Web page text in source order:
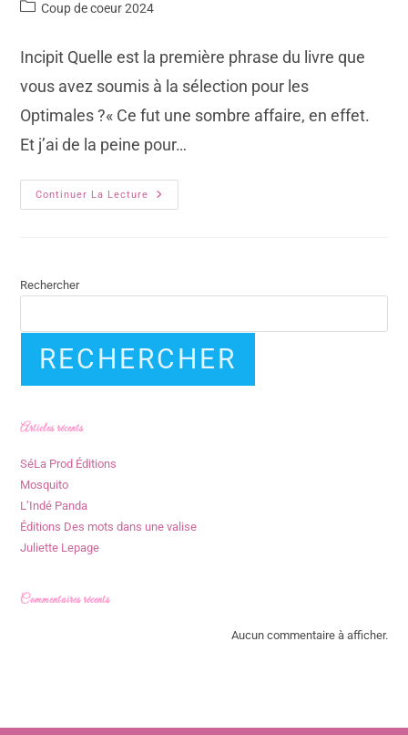
Coup de coeur 2024
Incipit Quelle est la première phrase du livre que
vous avez soumis à la sélection pour les
Optimales ?« Ce fut une sombre affaire, en effet.
Et j’ai de la peine pour…
Continuer La Lecture
Rechercher
RECHERCHER
Articles récents
SéLa Prod Éditions
Mosquito
L’Indé Panda
Éditions Des mots dans une valise
Juliette Lepage
Commentaires récents
Aucun commentaire à afficher.